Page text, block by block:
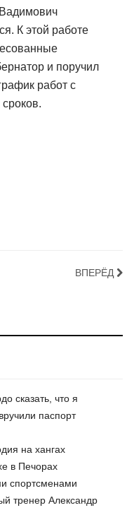
К этой работе
и поручил
работ с
ВПЕРЁД
сказать, что я
паспорт
на хангах
в Печорах
спортсменами
тренер Александр